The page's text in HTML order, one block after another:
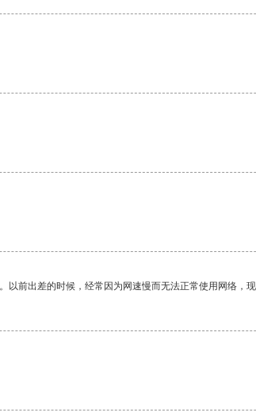
前出差的时候，经常因为网速慢而无法正常使用网络，